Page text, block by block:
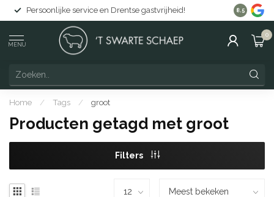
Persoonlijke service en Drentse gastvrijheid! Gratis
8.5
MENU
0
Home / Tags / groot
Producten getagd met groot
Filters